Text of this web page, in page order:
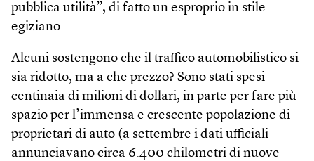
pubblica utilità”, di fatto un esproprio in stile
egiziano.
Alcuni sostengono che il traffico automobilistico si
sia ridotto, ma a che prezzo? Sono stati spesi
centinaia di milioni di dollari, in parte per fare più
spazio per l’immensa e crescente popolazione di
proprietari di auto (a settembre i dati ufficiali
annunciavano circa 6.400 chilometri di nuove